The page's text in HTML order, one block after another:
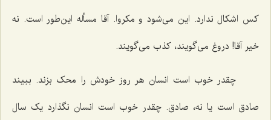
کس اشکال ندارد. این می‌شود و مکروا. آقا مسأله این‌طور است. نه
خیر آقا! دروغ می‌گویند، کذب می‌گویند.
چقدر خوب است انسان هر روز خودش را محک بزند. ببیند
صادق است یا نه، صادق. چقدر خوب است انسان نگذارد یک سال